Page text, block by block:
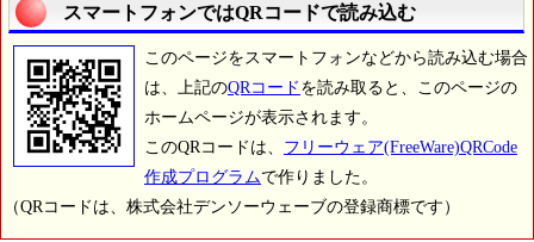
スマートフォンではQRコードで読み込む
このページをスマートフォンなどから読み込む場合
は、上記のQRコード を読み取ると、このページの
ホームページが表示されます。
このQRコードは、 フリーウェア(FreeWare)QRCode
作成プログラムで作りました。
（QRコードは、株式会社デンソーウェーブの登録商標です）